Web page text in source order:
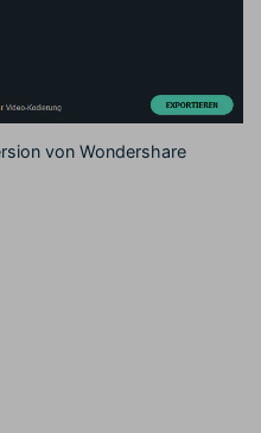
von Wondershare